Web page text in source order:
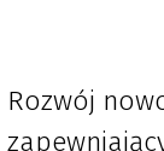
Rozwój